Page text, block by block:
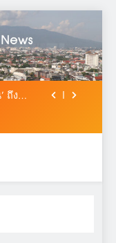
อเพียง
ปรัชญา
ะ
และ
ถึง
ชุมชน
ขภาพ
ะ
ง